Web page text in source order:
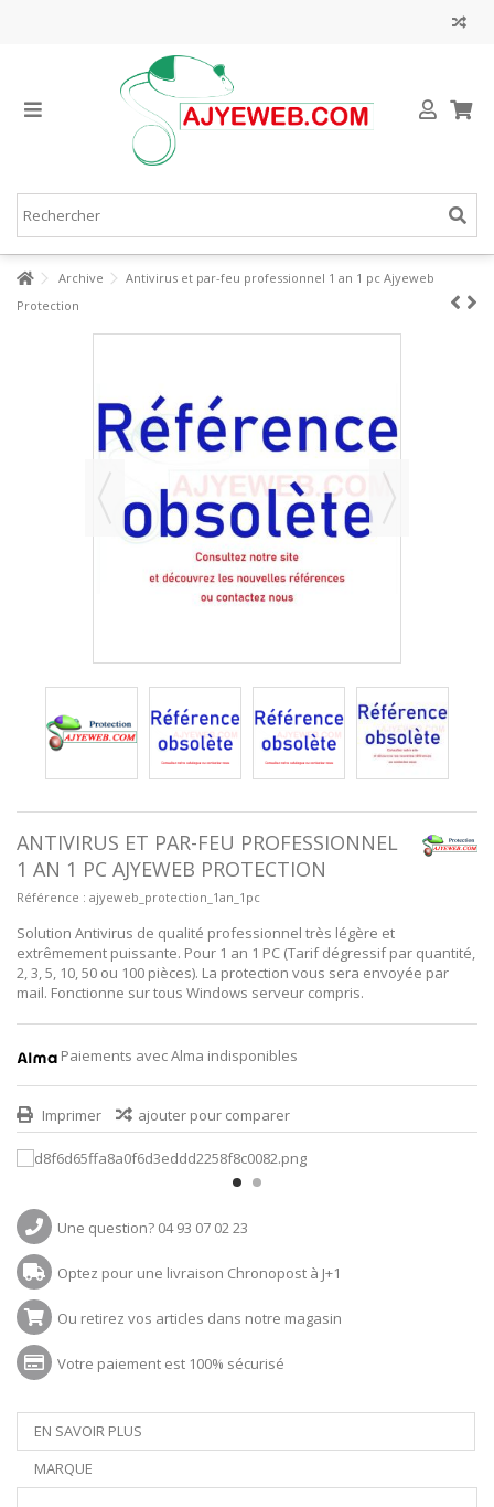
Archive
Antivirus et par-feu professionnel 1 an 1 pc Ajyeweb
Protection
ANTIVIRUS ET PAR-FEU PROFESSIONNEL
1 AN 1 PC AJYEWEB PROTECTION
Référence : ajyeweb_protection_1an_1pc
Solution Antivirus de qualité professionnel très légère et
extrêmement puissante. Pour 1 an 1 PC (Tarif dégressif par quantité,
2, 3, 5, 10, 50 ou 100 pièces). La protection vous sera envoyée par
mail. Fonctionne sur tous Windows serveur compris.
Paiements avec Alma indisponibles
Imprimer ajouter pour comparer
Une question? 04 93 07 02 23
Optez pour une livraison Chronopost à J+1
Ou retirez vos articles dans notre magasin
Votre paiement est 100% sécurisé
EN SAVOIR PLUS
MARQUE